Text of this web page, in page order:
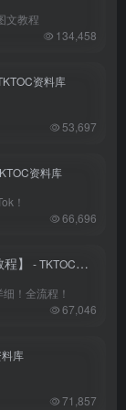
文教程
134,458
资料库
53,697
资料库
！
66,696
】
- TKTOC资料库
！全流程！
67,046
库
71,857